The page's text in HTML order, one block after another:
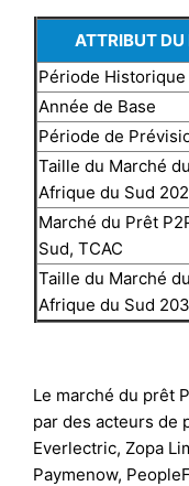
ATTRIBUT DU
Période Historique
Année de Base
Période de
Taille du Marché
Afrique du Sud
Marché du Prêt
Sud, TCAC
Taille du Marché
Afrique du Sud
Le marché du prêt
par des acteurs de
Everlectric, Zopa
Paymenow,